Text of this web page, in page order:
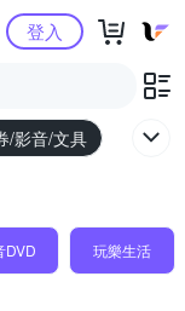
心
登入
/影音/文具
DVD 玩樂生活